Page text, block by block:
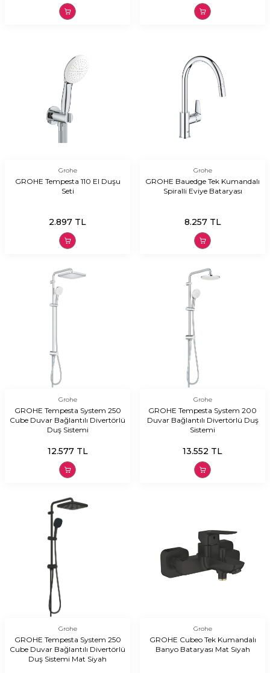
Grohe
GROHE Tempesta 110 El Duşu
Seti
2.897 TL
Grohe
GROHE Bauedge Tek Kumandalı
Spiralli Eviye Bataryası
8.257TL
Grohe
GROHE Tempesta System 250
Cube Duvar Bağlantılı Divertörlü
Duş Sistemi
12.577TL
Grohe
GROHE Tempesta System 200
Duvar Bağlantılı Divertörlü Duş
Sistemi
13.552 TL
Grohe
GROHE Tempesta System 250
Cube Duvar Bağlantılı Divertörlü
Duş Sistemi Mat Siyah
Grohe
GROHE Cubeo Tek Kumandalı
Banyo Bataryası Mat Siyah